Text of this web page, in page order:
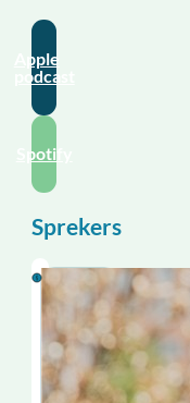
Apple
podcast
Spotify
Sprekers